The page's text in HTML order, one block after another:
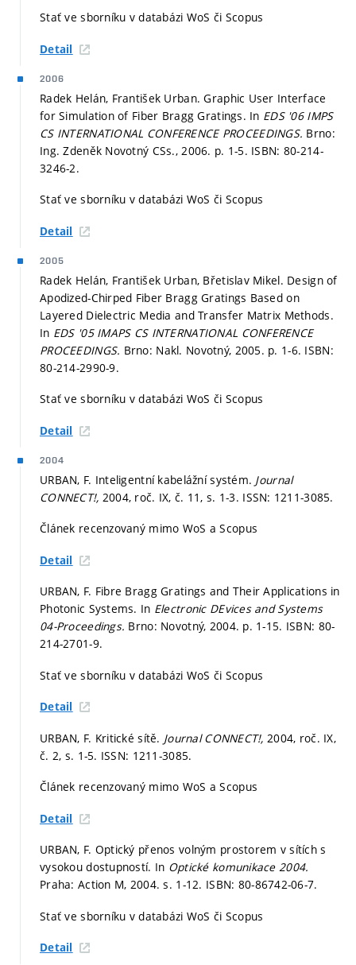
Stať ve sborníku v databázi WoS či Scopus
Detail
2006
Radek Helán, František Urban. Graphic User Interface
for Simulation of Fiber Bragg Gratings. In EDS '06 IMPS
CS INTERNATIONAL CONFERENCE PROCEEDINGS. Brno:
Ing. Zdeněk Novotný CSs., 2006. p. 1-5. ISBN: 80-214-
3246-2.
Stať ve sborníku v databázi WoS či Scopus
Detail
2005
Radek Helán, František Urban, Břetislav Mikel. Design of
Apodized-Chirped Fiber Bragg Gratings Based on
Layered Dielectric Media and Transfer Matrix Methods.
In EDS '05 IMAPS CS INTERNATIONAL CONFERENCE
PROCEEDINGS. Brno: Nakl. Novotný, 2005. p. 1-6. ISBN:
80-214-2990-9.
Stať ve sborníku v databázi WoS či Scopus
Detail
2004
URBAN, F. Inteligentní kabelážní systém. Journal
CONNECT!, 2004, roč. IX, č. 11, s. 1-3. ISSN: 1211-3085.
Článek recenzovaný mimo WoS a Scopus
Detail
URBAN, F. Fibre Bragg Gratings and Their Applications in
Photonic Systems. In Electronic DEvices and Systems
04-Proceedings. Brno: Novotný, 2004. p. 1-15. ISBN: 80-
214-2701-9.
Stať ve sborníku v databázi WoS či Scopus
Detail
URBAN, F. Kritické sítě. Journal CONNECT!,2004, roč. IX,
č. 2, s. 1-5. ISSN: 1211-3085.
Článek recenzovaný mimo WoS a Scopus
Detail
URBAN, F. Optický přenos volným prostorem v sítích s
vysokou dostupností. In Optické komunikace 2004.
Praha: Action M, 2004.s. 1-12. ISBN: 80-86742-06-7.
Stať ve sborníku v databázi WoS či Scopus
Detail